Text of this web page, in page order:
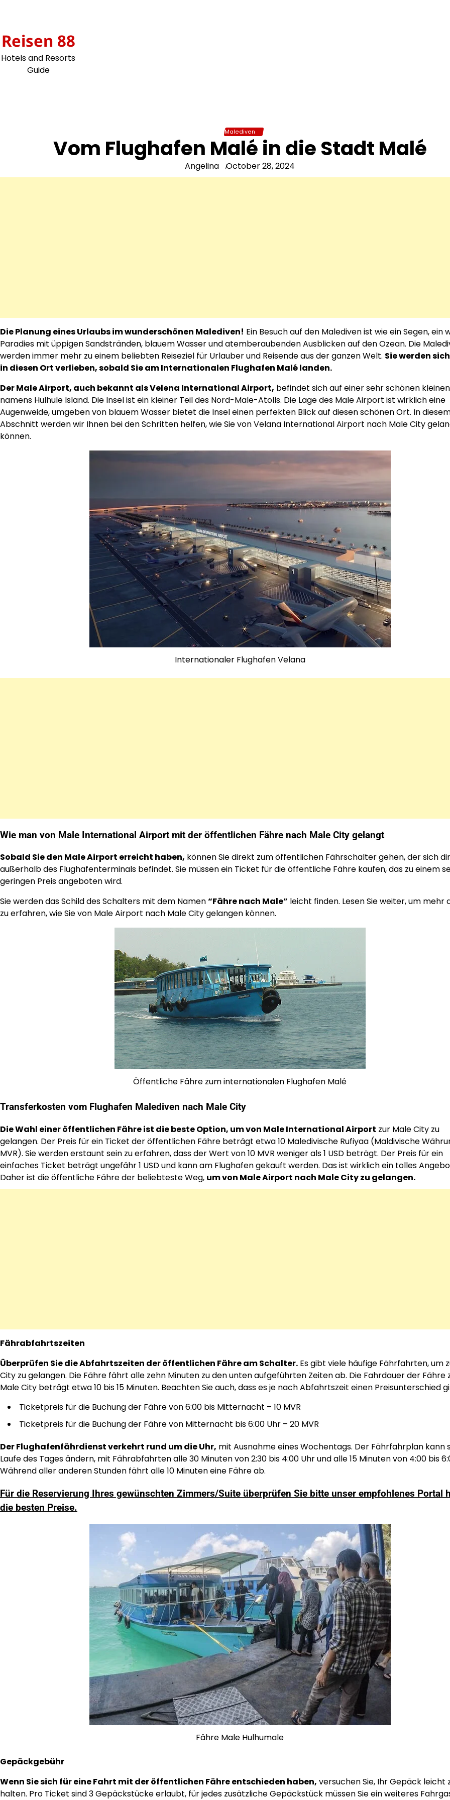
Reisen 88
Hotels and Resorts
Guide
Malediven
Vom Flughafen Malé in die Stadt Malé
Angelina October 28, 2024
Die Planung eines Urlaubs im wunderschönen Malediven! Ein Besuch auf den Malediven ist wie ein Segen, ein
Paradies mit üppigen Sandstränden, blauem Wasser und atemberaubenden Ausblicken auf den Ozean. Die
werden immer mehr zu einem beliebten Reiseziel für Urlauber und Reisende aus der ganzen Welt. Sie werden
in diesen Ort verlieben, sobald Sie am Internationalen Flughafen Malé landen.
Der Male Airport, auch bekannt als Velena International Airport, befindet sich auf einer sehr schönen
namens Hulhule Island. Die Insel ist ein kleiner Teil des Nord-Male-Atolls. Die Lage des Male Airport ist wirklich eine
Augenweide, umgeben von blauem Wasser bietet die Insel einen perfekten Blick auf diesen schönen Ort. In
Abschnitt werden wir Ihnen bei den Schritten helfen, wie Sie von Velana International Airport nach Male City
können.
Internationaler Flughafen Velana
Wie man von Male International Airport mit der öffentlichen Fähre nach Male City gelangt
Sobald Sie den Male Airport erreicht haben, können Sie direkt zum öffentlichen Fährschalter gehen, der sich
außerhalb des Flughafenterminals befindet. Sie müssen ein Ticket für die öffentliche Fähre kaufen, das zu einem
geringen Preis angeboten wird.
Sie werden das Schild des Schalters mit dem Namen“Fähre nach Male” leicht finden. Lesen Sie weiter, um mehr
zu erfahren, wie Sie von Male Airport nach Male City gelangen können.
Öffentliche Fähre zum internationalen Flughafen Malé
Transferkosten vom Flughafen Malediven nach Male City
Die Wahl einer öffentlichen Fähre ist die beste Option, um von Male International Airport zur Male City zu
gelangen. Der Preis für ein Ticket der öffentlichen Fähre beträgt etwa 10 Maledivische Rufiyaa (Maldivische
MVR). Sie werden erstaunt sein zu erfahren, dass der Wert von 10 MVR weniger als 1 USD beträgt. Der Preis für ein
einfaches Ticket beträgt ungefähr 1 USD und kann am Flughafen gekauft werden. Das ist wirklich ein tolles
Daher ist die öffentliche Fähre der beliebteste Weg, um von Male Airport nach Male City zu gelangen.
Fährabfahrtszeiten
Überprüfen Sie die Abfahrtszeiten der öffentlichen Fähre am Schalter. Es gibt viele häufige Fährfahrten, um
City zu gelangen. Die Fähre fährt alle zehn Minuten zu den unten aufgeführten Zeiten ab. Die Fahrdauer der Fähre
Male City beträgt etwa 10 bis 15 Minuten. Beachten Sie auch, dass es je nach Abfahrtszeit einen Preisunterschied
Ticketpreis für die Buchung der Fähre von 6:00 bis Mitternacht – 10 MVR
Ticketpreis für die Buchung der Fähre von Mitternacht bis 6:00 Uhr – 20 MVR
Der Flughafenfährdienst verkehrt rund um die Uhr, mit Ausnahme eines Wochentags. Der Fährfahrplan kann
Laufe des Tages ändern, mit Fährabfahrten alle 30 Minuten von 2:30 bis 4:00 Uhr und alle 15 Minuten von 4:00 bis
Während aller anderen Stunden fährt alle 10 Minuten eine Fähre ab.
Für die Reservierung Ihres gewünschten Zimmers/Suite überprüfen Sie bitte unser empfohlenes Portal
die besten Preise.
Fähre Male Hulhumale
Gepäckgebühr
Wenn Sie sich für eine Fahrt mit der öffentlichen Fähre entschieden haben, versuchen Sie, Ihr Gepäck leicht
halten. Pro Ticket sind 3 Gepäckstücke erlaubt, für jedes zusätzliche Gepäckstück müssen Sie ein weiteres